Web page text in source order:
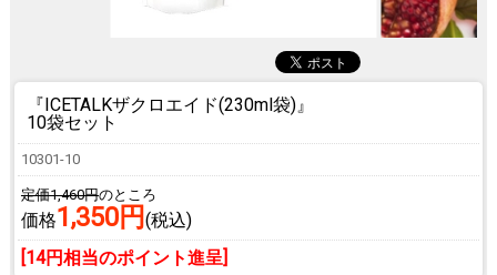
『ICETALKザクロエイド(230ml袋)』
10袋セット
10301-10
定価1,460円のところ
価格1,350円 (税込)
[14円相当のポイント進呈]